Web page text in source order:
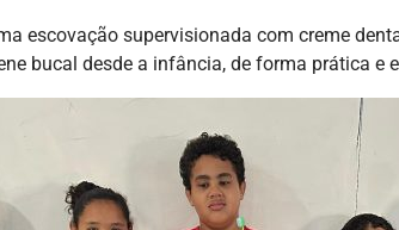
escovação supervisionada com creme
bucal desde a infância, de forma prática e